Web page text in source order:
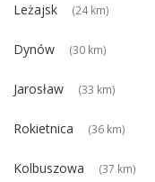
Leżajsk (24 km)
Dynów (30 km)
Jarosław (33 km)
Rokietnica (36 km)
Kolbuszowa (37 km)